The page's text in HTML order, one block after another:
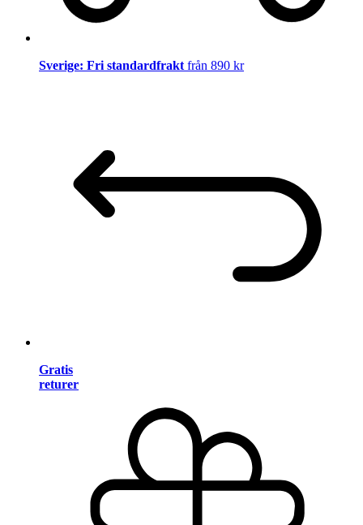
Sverige: Fri standardfrakt från 890 kr
Gratis
returer